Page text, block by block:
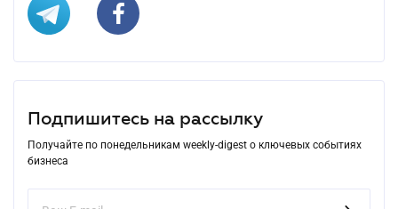
Подпишитесь на рассылку
Получайте по понедельникам weekly-digest о ключевых событиях
бизнеса